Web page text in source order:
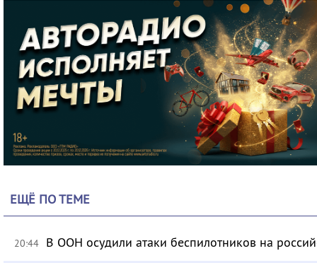
ЕЩЁ ПО ТЕМЕ
20:44 В ООН осудили атаки беспилотников на